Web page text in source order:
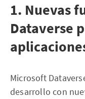
1. Nuevas
Dataverse
Microsoft
desarrollo con